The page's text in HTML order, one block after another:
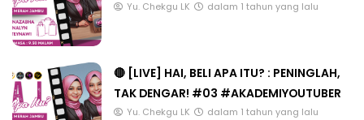
Yu. Chekgu LK dalam 1 tahun yang lalu
🔴 [LIVE] HAI, BELI APA ITU? : PENINGLAH,
TAK DENGAR! #03 #AKADEMIYOUTUBER
Yu. Chekgu LK dalam 1 tahun yang lalu